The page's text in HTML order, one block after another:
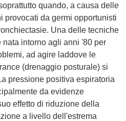
quando, a causa delle
provocati da germi opportunisti
Una delle tecniche
intorno agli anni '80 per
ad agire laddove le
(drenaggio posturale) si
pressione positiva espiratoria
da evidenze
effetto di riduzione della
a livello dell'estrema